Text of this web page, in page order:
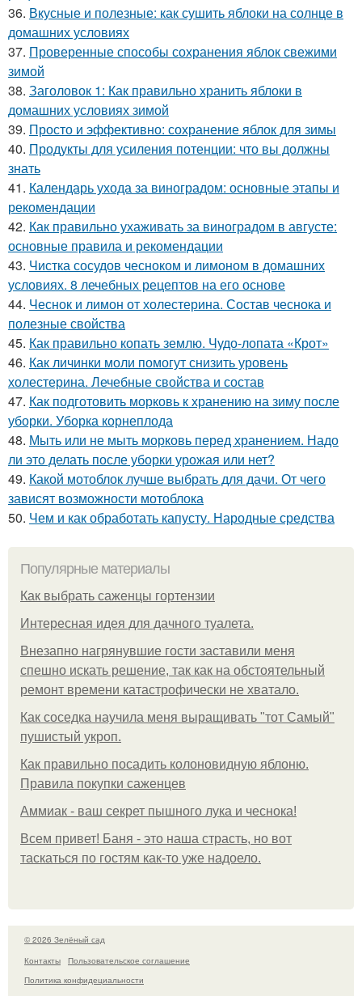
36. Вкусные и полезные: как сушить яблоки на солнце в
домашних условиях
37. Проверенные способы сохранения яблок свежими
зимой
38. Заголовок 1: Как правильно хранить яблоки в
домашних условиях зимой
39. Просто и эффективно: сохранение яблок для зимы
40. Продукты для усиления потенции: что вы должны
знать
41. Календарь ухода за виноградом: основные этапы и
рекомендации
42. Как правильно ухаживать за виноградом в августе:
основные правила и рекомендации
43. Чистка сосудов чесноком и лимоном в домашних
условиях. 8 лечебных рецептов на его основе
44. Чеснок и лимон от холестерина. Состав чеснока и
полезные свойства
45. Как правильно копать землю. Чудо-лопата «Крот»
46. Как личинки моли помогут снизить уровень
холестерина. Лечебные свойства и состав
47. Как подготовить морковь к хранению на зиму после
уборки. Уборка корнеплода
48. Мыть или не мыть морковь перед хранением. Надо
ли это делать после уборки урожая или нет?
49. Какой мотоблок лучше выбрать для дачи. От чего
зависят возможности мотоблока
50. Чем и как обработать капусту. Народные средства
Популярные материалы
Как выбрать саженцы гортензии
Интересная идея для дачного туалета.
Внезапно нагрянувшие гости заставили меня
спешно искать решение, так как на обстоятельный
ремонт времени катастрофически не хватало.
Как соседка научила меня выращивать "тот Самый"
пушистый укроп.
Как правильно посадить колоновидную яблоню.
Правила покупки саженцев
Аммиак - ваш секрет пышного лука и чеснока!
Всем привет! Баня - это наша страсть, но вот
таскаться по гостям как-то уже надоело.
© 2026 Зелёный сад
Контакты
Пользовательское соглашение
Политика конфидециальности